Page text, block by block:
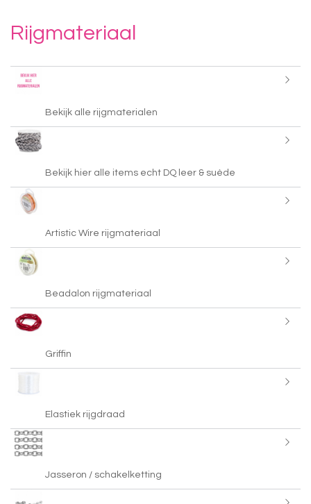
Rijgmateriaal
Bekijk alle rijgmaterialen
Bekijk hier alle items echt DQ leer & suède
Artistic Wire rijgmateriaal
Beadalon rijgmateriaal
Griffin
Elastiek rijgdraad
Jasseron / schakelketting